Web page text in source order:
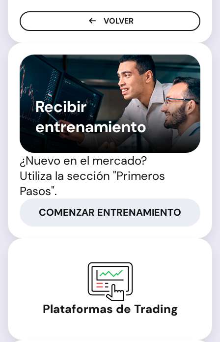
VOLVER
Recibir
entrenamiento
¿Nuevo en el mercado?
Utiliza la sección "Primeros
Pasos".
COMENZAR ENTRENAMIENTO
Plataformas de Trading